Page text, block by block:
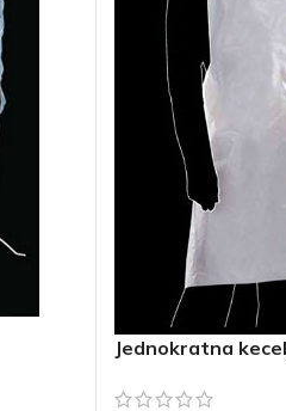
Jednokratna